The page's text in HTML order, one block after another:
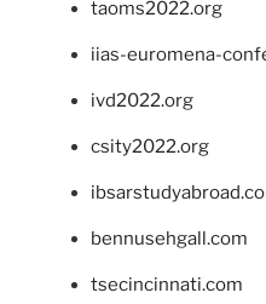
taoms2022.org
iias-euromena-
ivd2022.org
csity2022.org
bennusehgall.com
tsecincinnati.com